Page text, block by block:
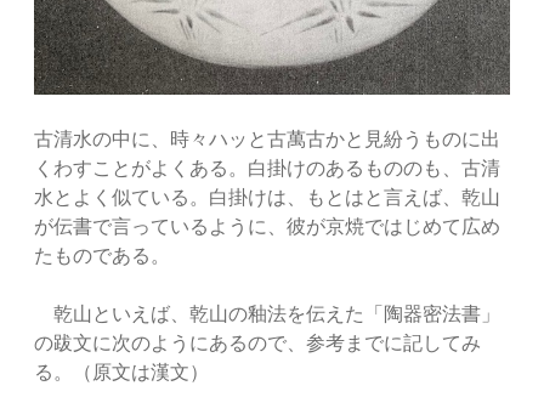
古清水の中に、時々ハッと古萬古かと見紛うものに出
くわすことがよくある。白掛けのあるもののも、古清
水とよく似ている。白掛けは、もとはと言えば、乾山
が伝書で言っているように、彼が京焼ではじめて広め
たものである。
乾山といえば、乾山の釉法を伝えた「陶器密法書」
の跋文に次のようにあるので、参考までに記してみ
る。（原文は漢文）